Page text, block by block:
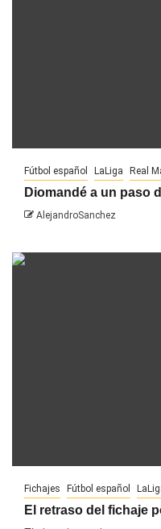
Fútbol español LaLiga Real
Diomandé a un paso
AlejandroSanchez
Fichajes Fútbol español
El retraso del fichaje